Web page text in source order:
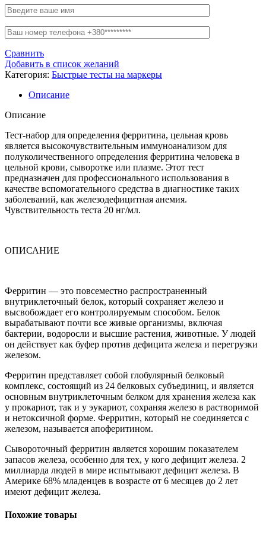
Сравнить
Добавить в список желаний
Категория: Быстрые тесты на маркеры
Описание
Описание
Тест-набор для определения ферритина, цельная кровь
является высокочувствительным иммуноанализом для
полуколичественного определения ферритина человека в
цельной крови, сыворотке или плазме. Этот тест
предназначен для профессионального использования в
качестве вспомогательного средства в диагностике таких
заболеваний, как железодефицитная анемия.
Чувствительность теста 20 нг/мл.
ОПИСАНИЕ
Ферритин — это повсеместно распространенный
внутриклеточный белок, который сохраняет железо и
высвобождает его контролируемым способом. Белок
вырабатывают почти все живые организмы, включая
бактерии, водоросли и высшие растения, животные. У людей
он действует как буфер против дефицита железа и перегрузки
железом.
Ферритин представляет собой глобулярный белковый
комплекс, состоящий из 24 белковых субъединиц, и является
основным внутриклеточным белком для хранения железа как
у прокариот, так и у эукариот, сохраняя железо в растворимой
и нетоксичной форме. Ферритин, который не соединяется с
железом, называется апоферитином.
Сывороточный ферритин является хорошим показателем
запасов железа, особенно для тех, у кого дефицит железа. 2
миллиарда людей в мире испытывают дефицит железа. В
Америке 68% младенцев в возрасте от 6 месяцев до 2 лет
имеют дефицит железа.
Похожие товары